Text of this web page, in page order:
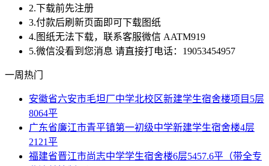
2.下载前先注册
3.付款后刷新页面即可下载图纸
4.图纸无法下载，联系客服微信 AATM919
5.微信没看到您消息 请直接打电话：19053454957
一周热门
安徽省六安市毛坦厂中学北校区新建学生宿舍楼项目5层
8064平
广东省廉江市青平镇第一初级中学新建学生宿舍楼4层
2121平
福建省晋江市尚志中学学生宿舍楼6层5457.6平（带全专